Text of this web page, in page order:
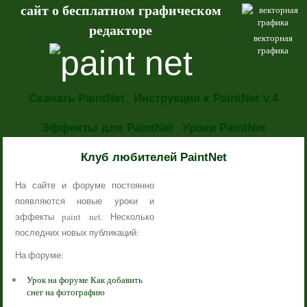
векторная
графика
сайт о бесплатном графическом
редакторе
Скачать PaintNet Инструкция к PaintNet v.4
Эффекты для PaintNet Уроки PaintNet
Клуб любителей PaintNet
На сайте и форуме постоянно
появляются новые уроки и
эффекты paint net. Несколько
последних новых публикаций:
На форуме:
Урок на форуме Как добавить
снег на фотографию